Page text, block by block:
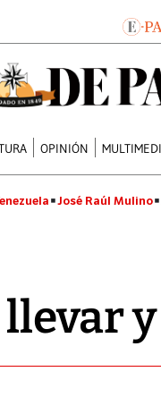
OPINIÓN
José Raúl Mulino